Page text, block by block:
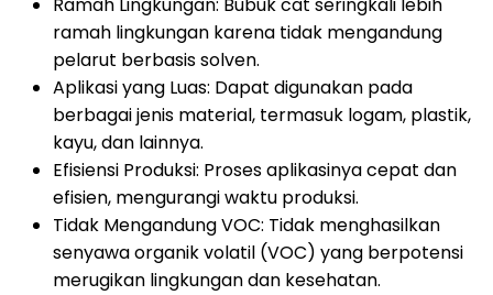
Ramah Lingkungan: Bubuk cat seringkali lebih
ramah lingkungan karena tidak mengandung
pelarut berbasis solven.
Aplikasi yang Luas: Dapat digunakan pada
berbagai jenis material, termasuk logam, plastik,
kayu, dan lainnya.
Efisiensi Produksi: Proses aplikasinya cepat dan
efisien, mengurangi waktu produksi.
Tidak Mengandung VOC: Tidak menghasilkan
senyawa organik volatil (VOC) yang berpotensi
merugikan lingkungan dan kesehatan.